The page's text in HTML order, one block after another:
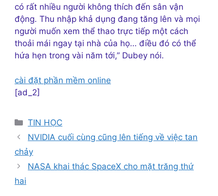
có rất nhiều người không thích đến sân vận
động. Thu nhập khả dụng đang tăng lên và mọi
người muốn xem thể thao trực tiếp một cách
thoải mái ngay tại nhà của họ… điều đó có thể
hứa hẹn trong vài năm tới,” Dubey nói.
cài đặt phần mềm online
[ad_2]
Danh
mục
TIN HỌC
NVIDIA cuối cùng cũng lên tiếng về việc tan
chảy
NASA khai thác SpaceX cho mặt trăng thứ
hai